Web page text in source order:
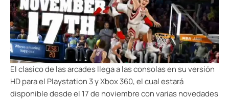
El clasico de las arcades llega a las consolas en su versión
HD para el Playstation 3 y Xbox 360, el cual estará
disponible desde el 17 de noviembre con varias novedades